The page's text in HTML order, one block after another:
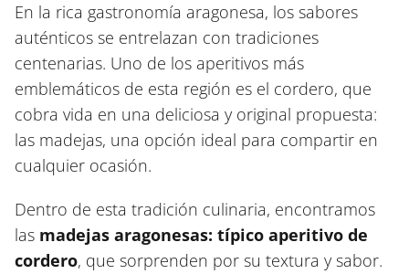
En la rica gastronomía aragonesa, los sabores
auténticos se entrelazan con tradiciones
centenarias. Uno de los aperitivos más
emblemáticos de esta región es el cordero, que
cobra vida en una deliciosa y original propuesta:
las madejas, una opción ideal para compartir en
cualquier ocasión.
Dentro de esta tradición culinaria, encontramos
las madejas aragonesas: típico aperitivo de
cordero, que sorprenden por su textura y sabor.